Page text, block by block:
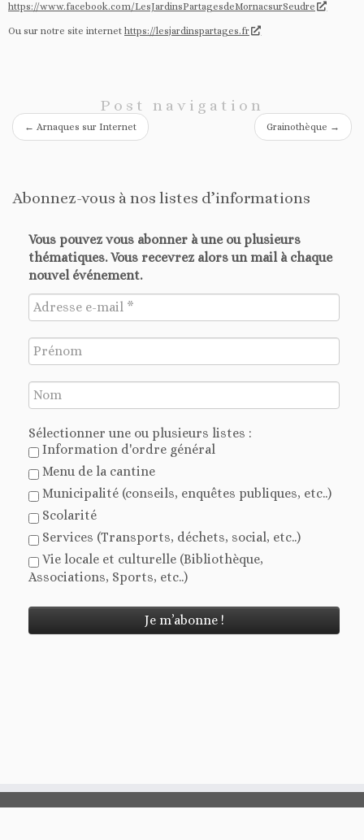
https://www.facebook.com/LesJardinsPartagesdeMornacsurSeudre
Ou sur notre site internet https://lesjardinspartages.fr
Post navigation
← Arnaques sur Internet Grainothèque →
Abonnez-vous à nos listes d’informations
Vous pouvez vous abonner à une ou plusieurs
thématiques. Vous recevrez alors un mail à chaque
nouvel événement.
Sélectionner une ou plusieurs listes :
Information d'ordre général
Menu de la cantine
Municipalité (conseils, enquêtes publiques, etc..)
Scolarité
Services (Transports, déchets, social, etc..)
Vie locale et culturelle (Bibliothèque,
Associations, Sports, etc..)